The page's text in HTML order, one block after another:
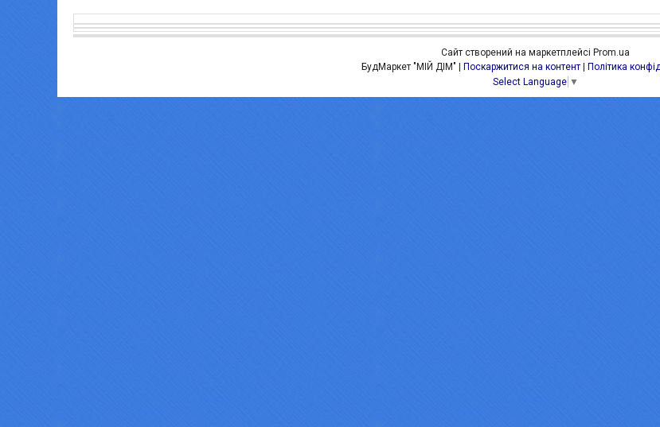
Сайт створений на маркетплейсі Prom.ua
Поскаржитися на контент
Політика
Select Language ▼